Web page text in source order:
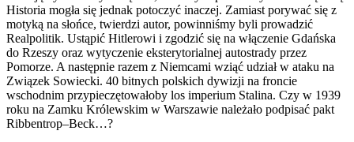
Historia mogła się jednak potoczyć inaczej. Zamiast porywać się z
motyką na słońce, twierdzi autor, powinniśmy byli prowadzić
Realpolitik. Ustąpić Hitlerowi i zgodzić się na włączenie Gdańska
do Rzeszy oraz wytyczenie eksterytorialnej autostrady przez
Pomorze. A następnie razem z Niemcami wziąć udział w ataku na
Związek Sowiecki. 40 bitnych polskich dywizji na froncie
wschodnim przypieczętowałoby los imperium Stalina. Czy w 1939
roku na Zamku Królewskim w Warszawie należało podpisać pakt
Ribbentrop–Beck…?